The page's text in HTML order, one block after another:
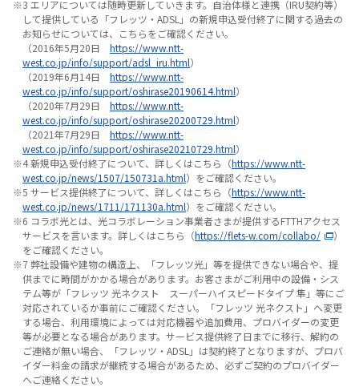
※3 エリアについては随時更新していきます。自治体様と連携（IRU契約等）
して提供している「フレッツ・ADSL」の新規申込受付終了に関する過去の
お知らせについては、こちらをご確認ください。
（2016年5月20日 https://www.ntt-
west.co.jp/info/support/adsl_iru.html）
（2019年6月14日 https://www.ntt-
west.co.jp/info/support/oshirase20190614.html）
（2020年7月29日 https://www.ntt-
west.co.jp/info/support/oshirase20200729.html）
（2021年7月29日 https://www.ntt-
west.co.jp/info/support/oshirase20210729.html）
※4 新規申込受付終了について、詳しくはこちら（https://www.ntt-
west.co.jp/news/1507/150731a.html）をご確認ください。
※5 サービス提供終了について、詳しくはこちら（https://www.ntt-
west.co.jp/news/1711/171130a.html）をご確認ください。
※6 コラボ光とは、光コラボレーション事業者さまが提供するFTTHアクセス
サービスを言います。詳しくはこちら（https://flets-w.com/collabo/
）
をご確認ください。
※7 弊社設備や建物の構造上、「フレッツ光」等を提供できない場合や、提
供までに時間がかかる場合があります。お客さまがご利用中の設備・シス
テム等が「フレッツ 光ネクスト スーパーハイスピードタイプ 隼」等にご
対応されているか事前にご確認ください。「フレッツ 光ネクスト」へ変更
する場合、利用環境によっては対応機器や追加費用、プロバイダーの変更
等が必要となる場合があります。サービス提供終了日までに移行、解約の
ご連絡が無い場合、「フレッツ・ADSL」は契約終了となりますが、プロバ
イダー料金の請求が継続する場合があるため、必ずご契約のプロバイダー
へご連絡ください。